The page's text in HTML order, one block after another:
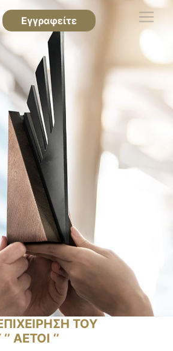
Εγγραφείτε
ΤΟΥ
ΑΕΤΟΙ ‘’